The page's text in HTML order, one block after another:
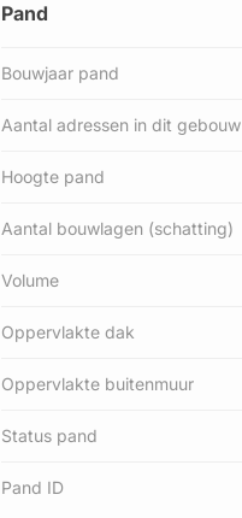
Pand
Bouwjaar pand
Aantal adressen in dit gebouw
Hoogte pand
Aantal bouwlagen (schatting)
Volume
Oppervlakte dak
Oppervlakte buitenmuur
Status pand
Pand ID